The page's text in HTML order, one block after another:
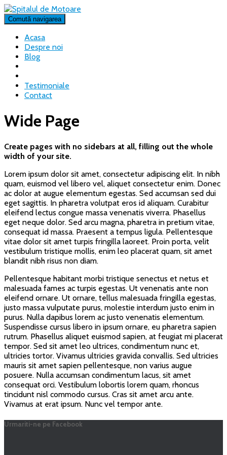
Comută navigarea
Acasa
Despre noi
Blog
Testimoniale
Contact
Wide Page
Create pages with no sidebars at all, filling out the whole
width of your site.
Lorem ipsum dolor sit amet, consectetur adipiscing elit. In nibh
quam, euismod vel libero vel, aliquet consectetur enim. Donec
ac dolor at augue elementum egestas. Sed accumsan sed dui
eget sagittis. In pharetra volutpat eros id aliquam. Curabitur
eleifend lectus congue massa venenatis viverra. Phasellus
eget neque dolor. Sed arcu magna, pharetra in pretium vitae,
consequat id massa. Praesent a tempus ligula. Pellentesque
vitae dolor sit amet turpis fringilla laoreet. Proin porta, velit
vestibulum tristique mollis, enim leo placerat quam, sit amet
blandit nibh risus non diam.
Pellentesque habitant morbi tristique senectus et netus et
malesuada fames ac turpis egestas. Ut venenatis ante non
eleifend ornare. Ut ornare, tellus malesuada fringilla egestas,
justo massa vulputate purus, molestie interdum justo enim in
purus. Nulla dapibus lorem ac justo venenatis elementum.
Suspendisse cursus libero in ipsum ornare, eu pharetra sapien
rutrum. Phasellus aliquet euismod sapien, at feugiat mi placerat
tempor. Sed sit amet leo ultrices, condimentum nunc et,
ultricies tortor. Vivamus ultricies gravida convallis. Sed ultricies
mauris sit amet sapien pellentesque, non varius augue
posuere. Nulla accumsan condimentum lacus, sit amet
consequat orci. Vestibulum lobortis lorem quam, rhoncus
tincidunt nisl commodo cursus. Cras sit amet arcu ante.
Vivamus at erat ipsum. Nunc vel tempor ante.
Urmariti-ne pe Facebook